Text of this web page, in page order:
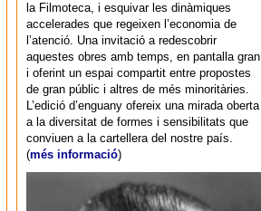
la Filmoteca, i esquivar les dinàmiques
accelerades que regeixen l’economia de
l’atenció. Una invitació a redescobrir
aquestes obres amb temps, en pantalla gran
i oferint un espai compartit entre propostes
de gran públic i altres de més minoritàries.
L’edició d’enguany ofereix una mirada oberta
a la diversitat de formes i sensibilitats que
conviuen a la cartellera del nostre país.
(més informació)